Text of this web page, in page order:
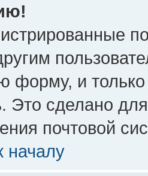
форму, и
Это сделано
почтовой
началу